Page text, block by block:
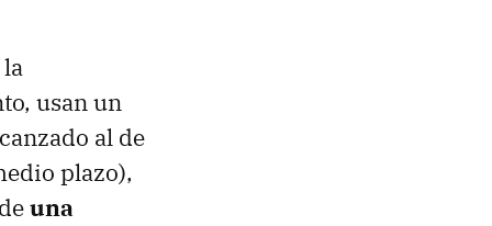
usan un
al de
plazo),
una